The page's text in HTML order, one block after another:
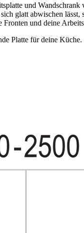
und
glatt abwischen
und deine
Platte für deine Küche.